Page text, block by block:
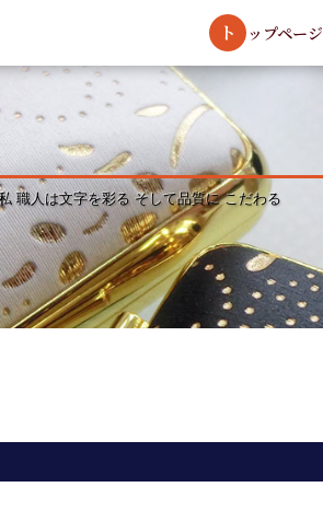
ト ップページ
職人は文字を彩る そして品質に こだわる